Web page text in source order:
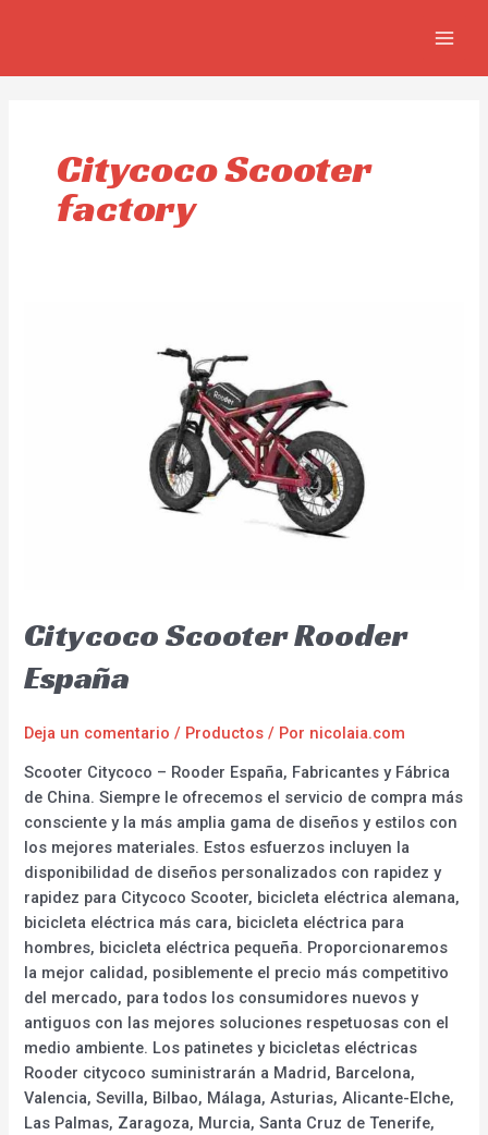
Citycoco Scooter
factory
Citycoco Scooter Rooder
España
Deja un comentario / Productos / Por nicolaia.com
Scooter Citycoco – Rooder España, Fabricantes y Fábrica
de China. Siempre le ofrecemos el servicio de compra más
consciente y la más amplia gama de diseños y estilos con
los mejores materiales. Estos esfuerzos incluyen la
disponibilidad de diseños personalizados con rapidez y
rapidez para Citycoco Scooter, bicicleta eléctrica alemana,
bicicleta eléctrica más cara, bicicleta eléctrica para
hombres, bicicleta eléctrica pequeña. Proporcionaremos
la mejor calidad, posiblemente el precio más competitivo
del mercado, para todos los consumidores nuevos y
antiguos con las mejores soluciones respetuosas con el
medio ambiente. Los patinetes y bicicletas eléctricas
Rooder citycoco suministrarán a Madrid, Barcelona,
Valencia, Sevilla, Bilbao, Málaga, Asturias, Alicante-Elche,
Las Palmas, Zaragoza, Murcia, Santa Cruz de Tenerife,